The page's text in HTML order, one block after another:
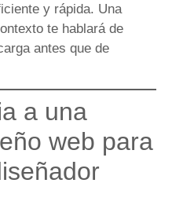
y rápida. Una
te hablará de
antes que de
a una
web para